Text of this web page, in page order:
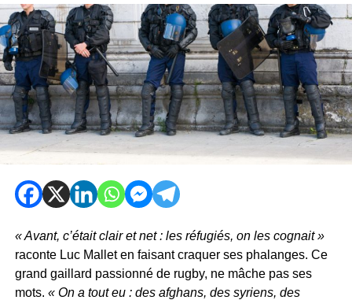
« Avant, c’était clair et net : les réfugiés, on les cognait »
raconte Luc Mallet en faisant craquer ses phalanges. Ce
grand gaillard passionné de rugby, ne mâche pas ses
mots. « On a tout eu : des afghans, des syriens, des